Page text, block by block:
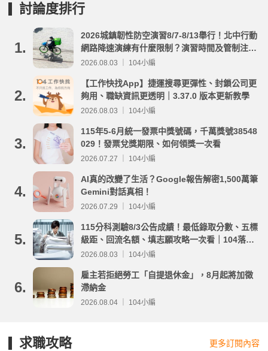
討論度排行
1.
2026城鎮韌性防空演習8/7-8/13舉行！北中行動
網路降速演練有什麼限制？演習時間及管制注意
事項整理
2026.08.03 ｜ 104小編
2.
【工作快找App】捷運搜尋更彈性、封鎖公司更
夠用、職缺資訊更透明｜3.37.0 版本更新教學
2026.08.03 ｜ 104小編
3.
115年5-6月統一發票中獎號碼，千萬獎號38548
029！發票兌獎期限、如何領獎一次看
2026.07.27 ｜ 104小編
4.
AI真的改變了生活？Google報告解密1,500萬筆
Gemini對話真相！
2026.07.29 ｜ 104小編
5.
115分科測驗8/3公告成績！最低錄取分數、五標
級距、回流名額、填志願攻略一次看｜104落點
分析
2026.08.03 ｜ 104小編
6.
雇主若拒絕勞工「自提退休金」，8月起將加徵
滯納金
2026.08.04 ｜ 104小編
求職攻略 更多訂閱內容